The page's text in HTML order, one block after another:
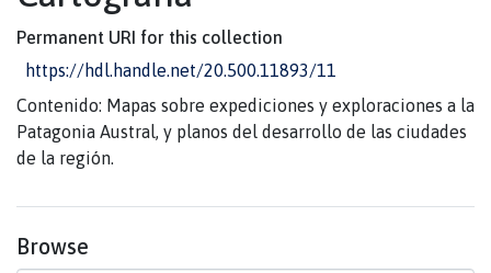
Permanent URI for this collection
https://hdl.handle.net/20.500.11893/11
Contenido: Mapas sobre expediciones y exploraciones a la
Patagonia Austral, y planos del desarrollo de las ciudades
de la región.
Browse